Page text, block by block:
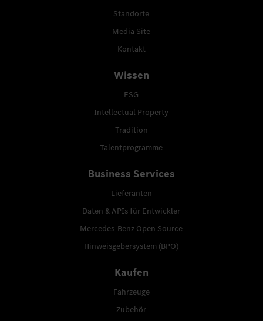
Standorte
Media Site
Kontakt
Wissen
ESG
Intellectual Property
Tradition
Talentprogramme
Business Services
Lieferanten
Daten & APIs für Entwickler
Mercedes-Benz Open Source
Hinweisgebersystem (BPO)
Kaufen
Fahrzeuge
Zubehör